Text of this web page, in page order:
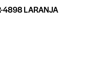
4898 LARANJA